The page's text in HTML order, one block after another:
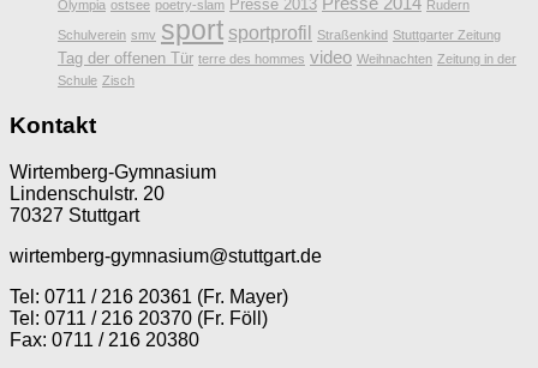
Olympia ostsee poetry-slam Presse 2013 Presse 2014 Rudern
Schulverein smv sport sportprofil Straßenkind Stuttgarter Zeitung
Tag der offenen Tür terre des hommes video Weihnachten Zeitung in der
Schule Zisch
Kontakt
Wirtemberg-Gymnasium
Lindenschulstr. 20
70327 Stuttgart
wirtemberg-gymnasium@stuttgart.de
Tel: 0711 / 216 20361 (Fr. Mayer)
Tel: 0711 / 216 20370 (Fr. Föll)
Fax: 0711 / 216 20380